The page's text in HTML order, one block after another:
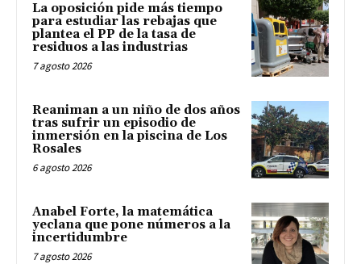
La oposición pide más tiempo
para estudiar las rebajas que
plantea el PP de la tasa de
residuos a las industrias
7 agosto 2026
Reaniman a un niño de dos años
tras sufrir un episodio de
inmersión en la piscina de Los
Rosales
6 agosto 2026
Anabel Forte, la matemática
yeclana que pone números a la
incertidumbre
7 agosto 2026